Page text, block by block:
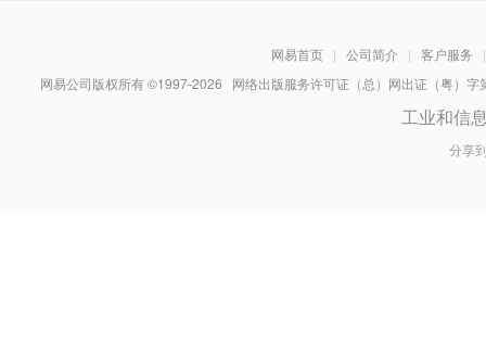
网易首页 | 公司简介 | 客户服务
|
网易公司版权所有 ©1997-2026 网络出版服务许可证（总）网出证（粤）
工业和信
分享